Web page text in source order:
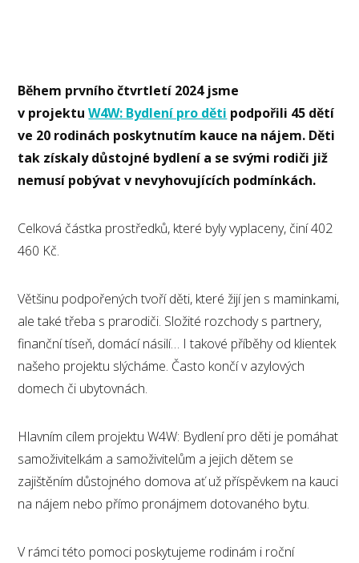
Během prvního čtvrtletí 2024 jsme
v projektuW4W: Bydlení pro děti podpořili 45 dětí
ve 20 rodinách poskytnutím kauce na nájem. Děti
tak získaly důstojné bydlení a se svými rodiči již
nemusí pobývat v nevyhovujících podmínkách.
Celková částka prostředků, které byly vyplaceny, činí 402
460 Kč.
Většinu podpořených tvoří děti, které žijí jen s maminkami,
ale také třeba s prarodiči. Složité rozchody s partnery,
finanční tíseň, domácí násilí… I takové příběhy od klientek
našeho projektu slýcháme. Často končí v azylových
domech či ubytovnách.
Hlavním cílem projektu W4W: Bydlení pro děti je pomáhat
samoživitelkám a samoživitelům a jejich dětem se
zajištěním důstojného domova ať už příspěvkem na kauci
na nájem nebo přímo pronájmem dotovaného bytu.
V rámci této pomoci poskytujeme rodinám i roční